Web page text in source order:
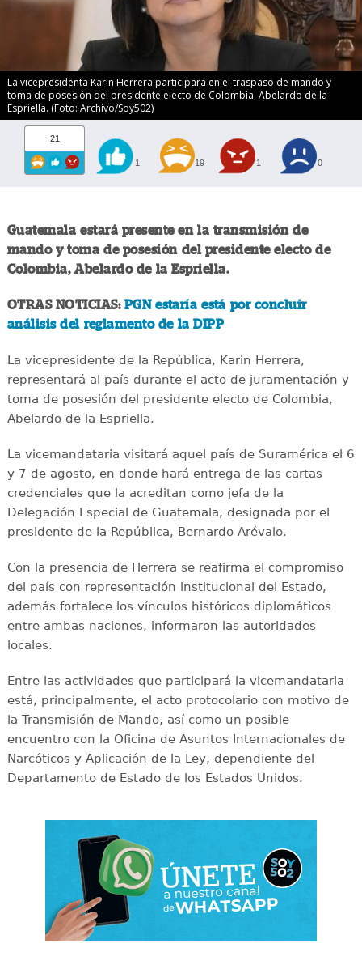
La vicepresidenta Karin Herrera participará en el traspaso de mando y
toma de posesión del presidente electo de Colombia, Abelardo de la
Espriella. (Foto: Archivo/Soy502)
21
1 19 1 0
Guatemala estará presente en la transmisión de
mando y toma de posesión del presidente electo de
Colombia, Abelardo de la Espriella.
OTRAS NOTICIAS: PGN estaría está por concluir
análisis del reglamento de la DIPP
La vicepresidente de la República, Karin Herrera,
representará al país durante el acto de juramentación y
toma de posesión del presidente electo de Colombia,
Abelardo de la Espriella.
La vicemandataria visitará aquel país de Suramérica el 6
y 7 de agosto, en donde hará entrega de las cartas
credenciales que la acreditan como jefa de la
Delegación Especial de Guatemala, designada por el
presidente de la República, Bernardo Arévalo.
Con la presencia de Herrera se reafirma el compromiso
del país con representación institucional del Estado,
además fortalece los vínculos históricos diplomáticos
entre ambas naciones, informaron las autoridades
locales.
Entre las actividades que participará la vicemandataria
está, principalmente, el acto protocolario con motivo de
la Transmisión de Mando, así como un posible
encuentro con la Oficina de Asuntos Internacionales de
Narcóticos y Aplicación de la Ley, dependiente del
Departamento de Estado de los Estados Unidos.